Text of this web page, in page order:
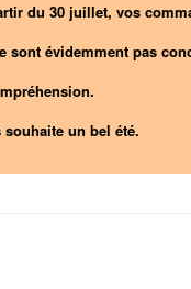
du 30 juillet, vos
sont évidemment pas
un bel été.